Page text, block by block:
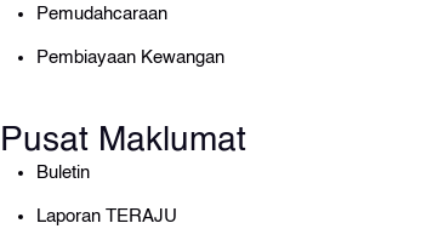
Pemudahcaraan
Pembiayaan Kewangan
Pusat Maklumat
Buletin
Laporan TERAJU